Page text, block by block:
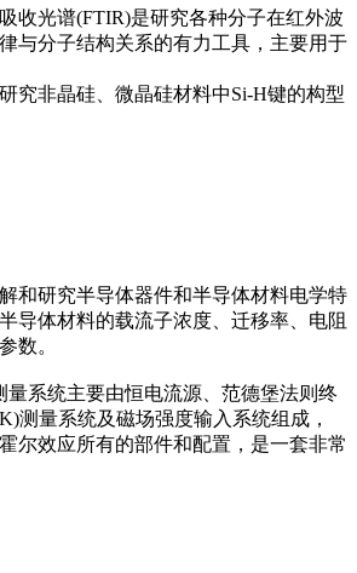
收光谱(FTIR)是研究各种分子在红外波
与分子结构关系的有力工具，主要用于
究非晶硅、微晶硅材料中Si-H键的构型
和研究半导体器件和半导体材料电学特
导体材料的载流子浓度、迁移率、电阻
数。
量系统主要由恒电流源、范德堡法则终
测量系统及磁场强度输入系统组成，
尔效应所有的部件和配置，是一套非常